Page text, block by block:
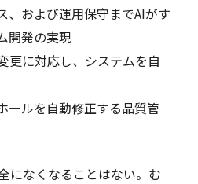
、および運用保守までAIがす
開発の実現
更に対応し、システムを自
ールを自動修正する品質管
になくなることはない。む